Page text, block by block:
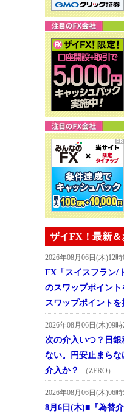
ザイFX！最新
2026年08月06日(木)12
FX「スイスフラン/
のスワップポイン
スワップポイント
2026年08月06日(木)09
次の介入いつ？日
ない。円安止まらな
介入か？
（ZERO）
2026年08月06日(木)06
8月6日(木)■『為替